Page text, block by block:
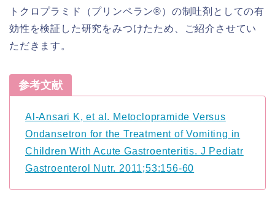
トクロプラミド（プリンペラン®︎）の制吐剤としての有
効性を検証した研究をみつけたため、ご紹介させてい
ただきます。
参考文献
Al-Ansari K, et al. Metoclopramide Versus
Ondansetron for the Treatment of Vomiting in
Children With Acute Gastroenteritis. J Pediatr
Gastroenterol Nutr. 2011;53:156-60